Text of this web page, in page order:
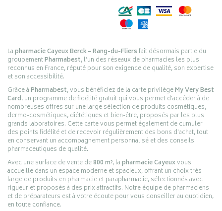
Lapharmacie Cayeux Berck – Rang-du-Fliersfait désormais partie du
groupementPharmabest, l’un des réseaux de pharmacies les plus
reconnus en France, réputé pour son exigence de qualité, son expertise
et son accessibilité.
Grâce àPharmabest, vous bénéficiez de la carte privilègeMy Very Best
Card, un programme de fidélité gratuit qui vous permet d’accéder à de
nombreuses offres sur une large sélection de produits cosmétiques,
dermo-cosmétiques, diététiques et bien-être, proposés par les plus
grands laboratoires. Cette carte vous permet également de cumuler
des points fidélité et de recevoir régulièrement des bons d’achat, tout
en conservant un accompagnement personnalisé et des conseils
pharmaceutiques de qualité.
Avec une surface de vente de800 m², lapharmacie Cayeuxvous
accueille dans un espace moderne et spacieux, offrant un choix très
large de produits en pharmacie et parapharmacie, sélectionnés avec
rigueur et proposés à des prix attractifs. Notre équipe de pharmaciens
et de préparateurs est à votre écoute pour vous conseiller au quotidien,
en toute confiance.